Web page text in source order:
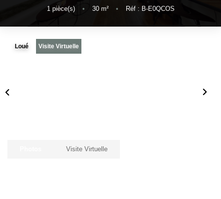
1 pièce(s) • 30m² • Réf : B-E0QCOS
Loué Visite Virtuelle
Visite Virtuelle